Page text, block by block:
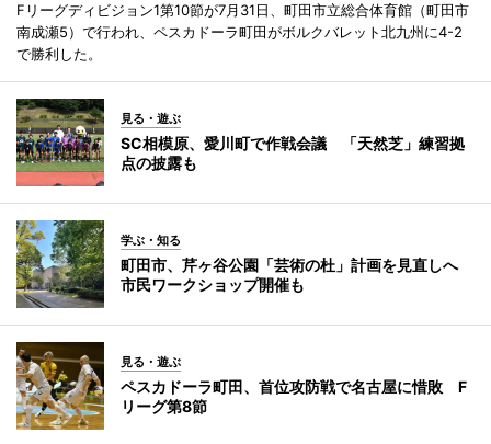
Fリーグディビジョン1第10節が7月31日、町田市立総合体育館（町田市
南成瀬5）で行われ、ペスカドーラ町田がボルクバレット北九州に4-2
で勝利した。
見る・遊ぶ
SC相模原、愛川町で作戦会議 「天然芝」練習拠
点の披露も
学ぶ・知る
町田市、芹ヶ谷公園「芸術の杜」計画を見直しへ
市民ワークショップ開催も
見る・遊ぶ
ペスカドーラ町田、首位攻防戦で名古屋に惜敗 F
リーグ第8節